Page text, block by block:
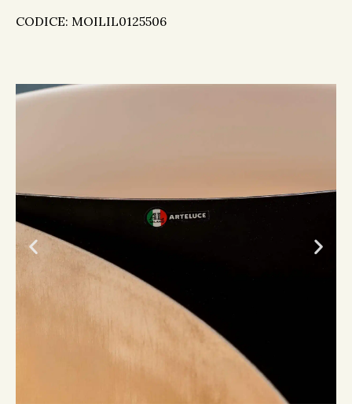
CODICE: MOILIL0125506